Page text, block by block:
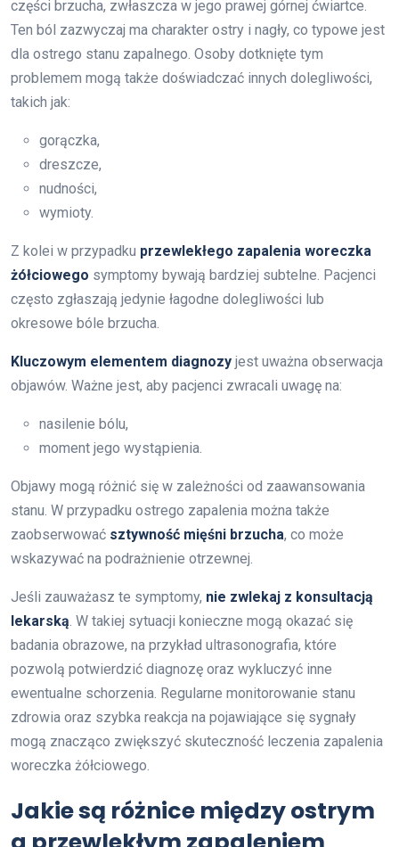
części brzucha, zwłaszcza w jego prawej górnej ćwiartce.
Ten ból zazwyczaj ma charakter ostry i nagły, co typowe jest
dla ostrego stanu zapalnego. Osoby dotknięte tym
problemem mogą także doświadczać innych dolegliwości,
takich jak:
gorączka,
dreszcze,
nudności,
wymioty.
Z kolei w przypadku przewlekłego zapalenia woreczka
żółciowego symptomy bywają bardziej subtelne. Pacjenci
często zgłaszają jedynie łagodne dolegliwości lub
okresowe bóle brzucha.
Kluczowym elementem diagnozy jest uważna obserwacja
objawów. Ważne jest, aby pacjenci zwracali uwagę na:
nasilenie bólu,
moment jego wystąpienia.
Objawy mogą różnić się w zależności od zaawansowania
stanu. W przypadku ostrego zapalenia można także
zaobserwować sztywność mięśni brzucha, co może
wskazywać na podrażnienie otrzewnej.
Jeśli zauważasz te symptomy, nie zwlekaj z konsultacją
lekarską. W takiej sytuacji konieczne mogą okazać się
badania obrazowe, na przykład ultrasonografia, które
pozwolą potwierdzić diagnozę oraz wykluczyć inne
ewentualne schorzenia. Regularne monitorowanie stanu
zdrowia oraz szybka reakcja na pojawiające się sygnały
mogą znacząco zwiększyć skuteczność leczenia zapalenia
woreczka żółciowego.
Jakie są różnice między ostrym